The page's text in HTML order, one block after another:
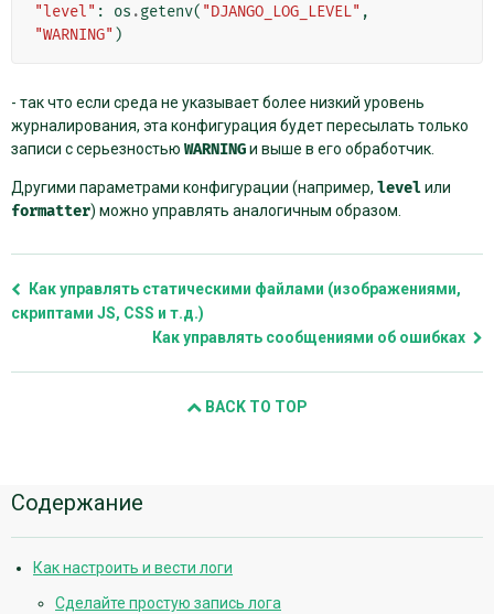
"level" : os .getenv( "DJANGO_LOG_LEVEL" ,
"WARNING" )
- так что если среда не указывает более низкий уровень
журналирования, эта конфигурация будет пересылать только
записи с серьезностью WARNINGи выше в его обработчик.
Другими параметрами конфигурации (например, levelили
formatter) можно управлять аналогичным образом.
Как управлять статическими файлами (изображениями,
скриптами JS, CSS и т.д.)
Как управлять сообщениями об ошибках
BACK TO TOP
Дополнительная
информация
Содержание
Как настроить и вести логи
Сделайте простую запись лога